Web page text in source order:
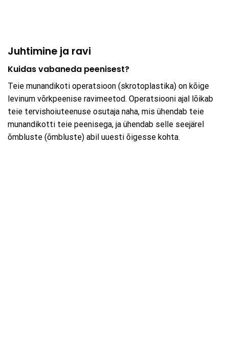
Juhtimine ja ravi
Kuidas vabaneda peenisest?
Teie munandikoti operatsioon (skrotoplastika) on kõige
levinum võrkpeenise ravimeetod. Operatsiooni ajal lõikab
teie tervishoiuteenuse osutaja naha, mis ühendab teie
munandikotti teie peenisega, ja ühendab selle seejärel
õmbluste (õmbluste) abil uuesti õigesse kohta.